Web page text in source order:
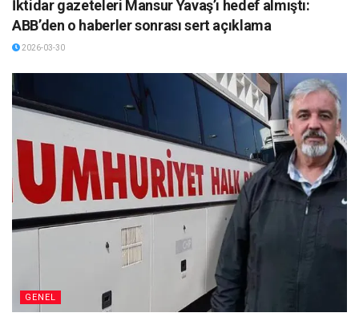
İktidar gazeteleri Mansur Yavaş’ı hedef almıştı:
ABB’den o haberler sonrası sert açıklama
2026-03-30
GENEL